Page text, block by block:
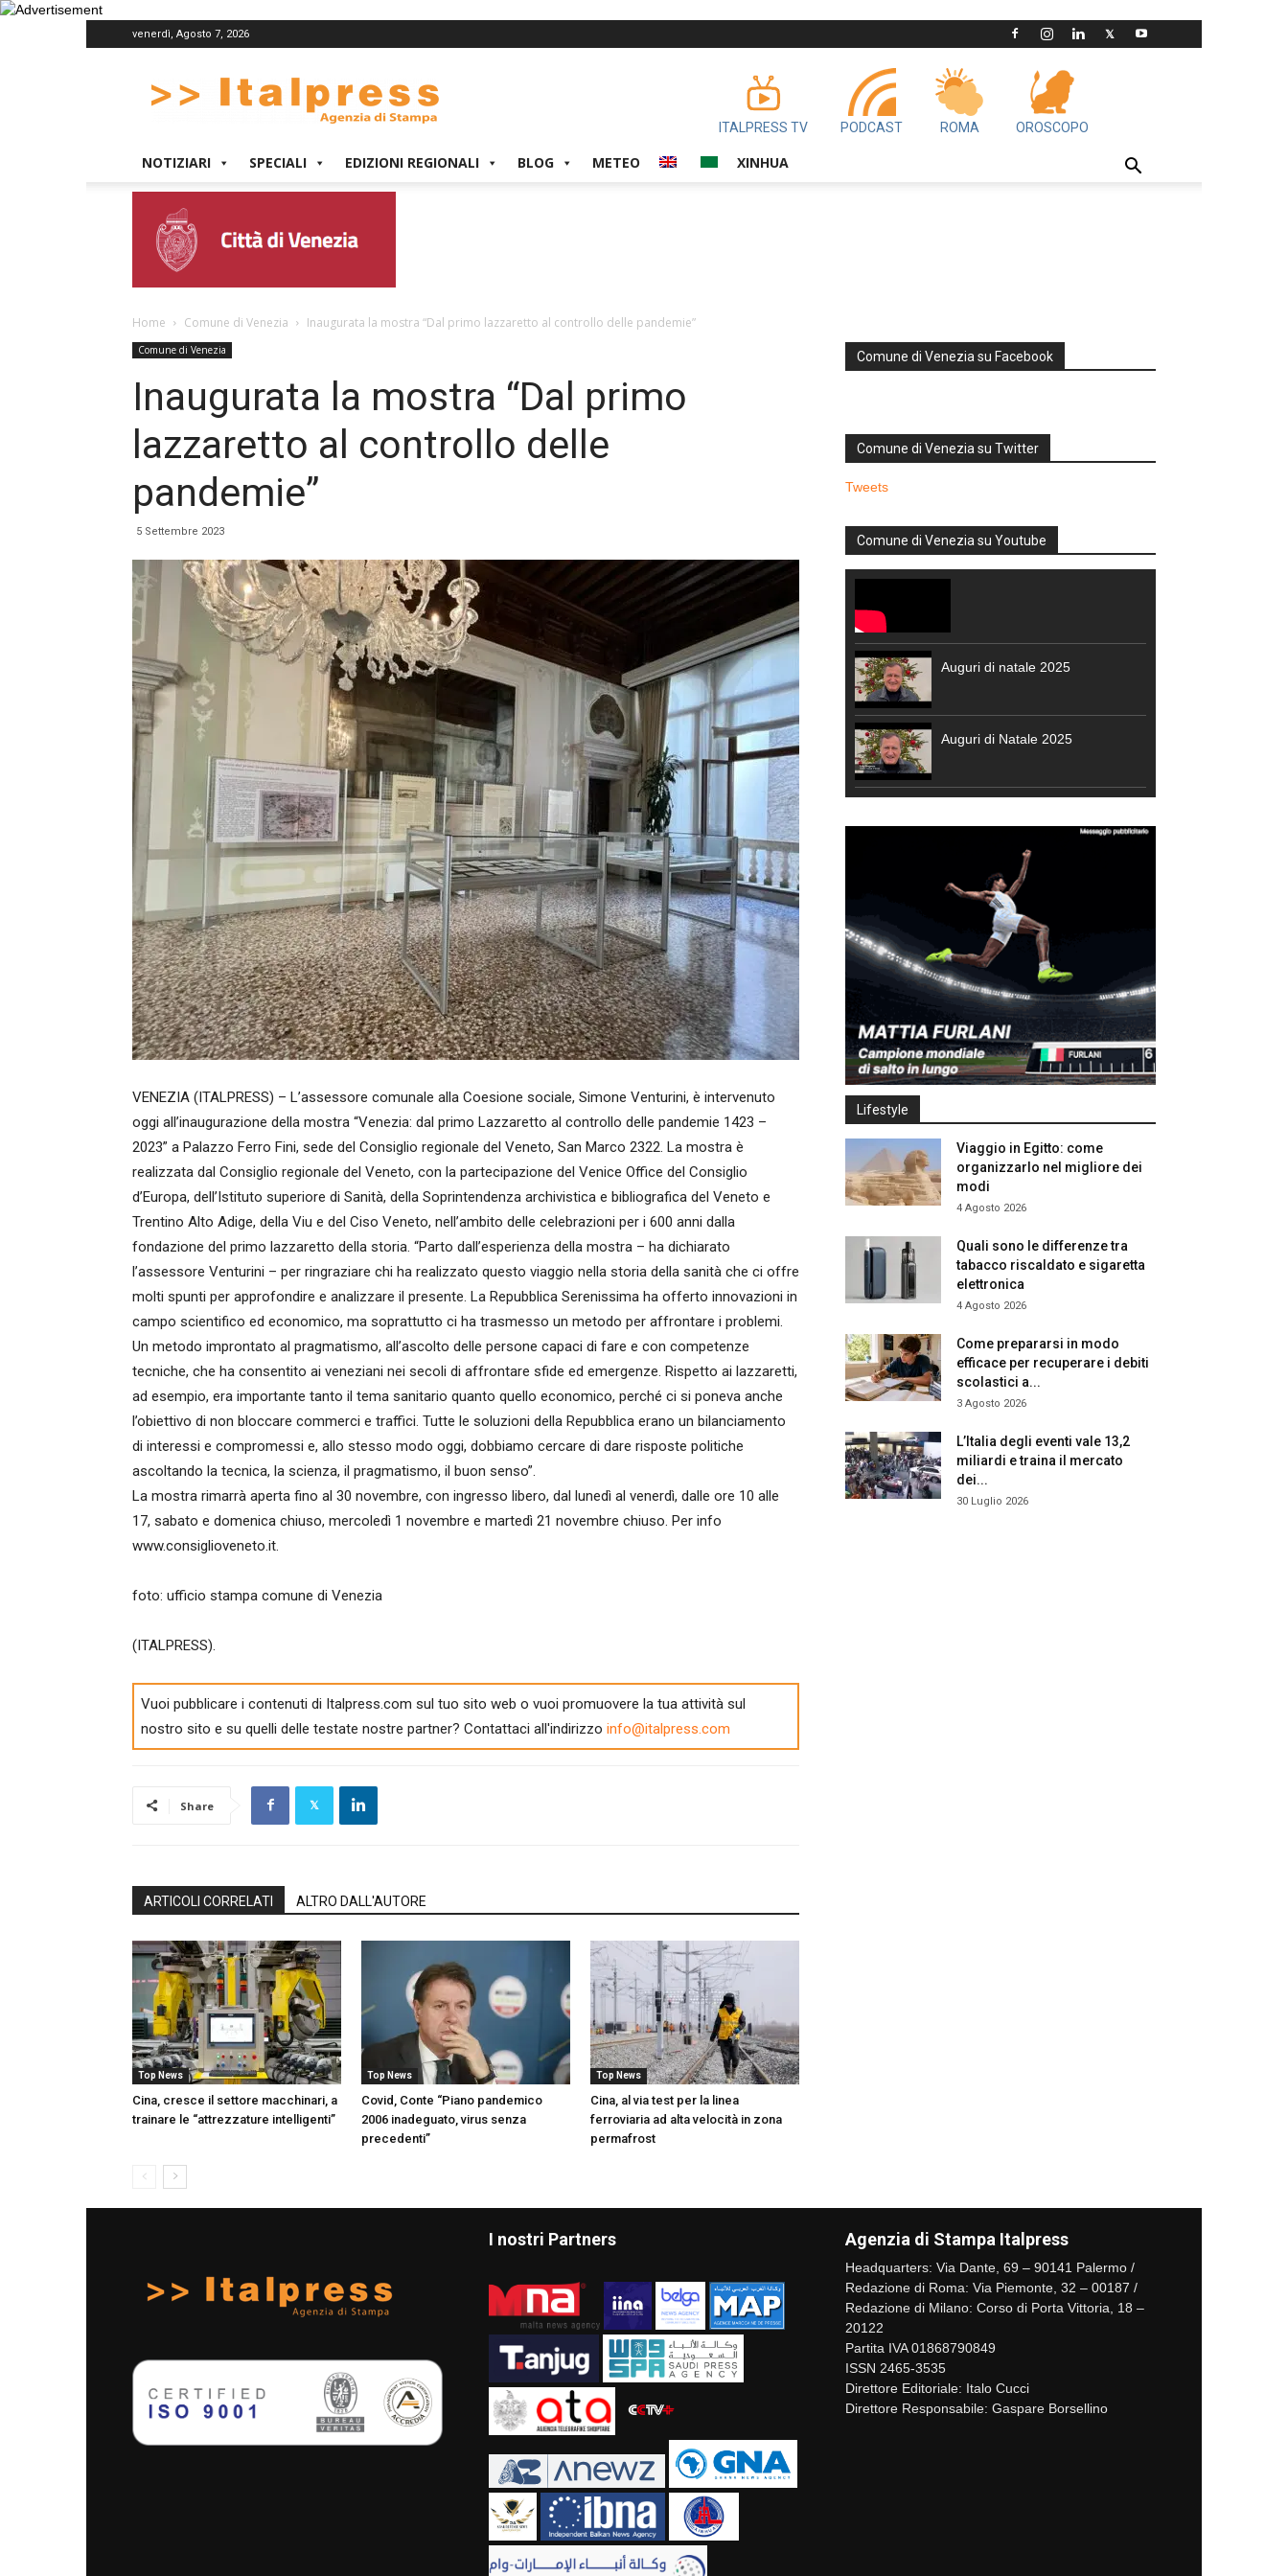
venerdì, Agosto 7, 2026
ITALPRESS TV PODCAST ROMA OROSCOPO
NOTIZIARI SPECIALI EDIZIONI REGIONALI BLOG METEO XINHUA
Home Comune di Venezia Inaugurata la mostra “Dal primo lazzaretto al controllo delle pandemie”
Comune di Venezia
Inaugurata la mostra “Dal primo
lazzaretto al controllo delle
pandemie”
5 Settembre 2023
VENEZIA (ITALPRESS) – L’assessore comunale alla Coesione sociale, Simone Venturini, è intervenuto
oggi all’inaugurazione della mostra “Venezia: dal primo Lazzaretto al controllo delle pandemie 1423 –
2023” a Palazzo Ferro Fini, sede del Consiglio regionale del Veneto, San Marco 2322. La mostra è
realizzata dal Consiglio regionale del Veneto, con la partecipazione del Venice Office del Consiglio
d’Europa, dell’Istituto superiore di Sanità, della Soprintendenza archivistica e bibliografica del Veneto e
Trentino Alto Adige, della Viu e del Ciso Veneto, nell’ambito delle celebrazioni per i 600 anni dalla
fondazione del primo lazzaretto della storia. “Parto dall’esperienza della mostra – ha dichiarato
l’assessore Venturini – per ringraziare chi ha realizzato questo viaggio nella storia della sanità che ci offre
molti spunti per approfondire e analizzare il presente. La Repubblica Serenissima ha offerto innovazioni in
campo scientifico ed economico, ma soprattutto ci ha trasmesso un metodo per affrontare i problemi.
Un metodo improntato al pragmatismo, all’ascolto delle persone capaci di fare e con competenze
tecniche, che ha consentito ai veneziani nei secoli di affrontare sfide ed emergenze. Rispetto ai lazzaretti,
ad esempio, era importante tanto il tema sanitario quanto quello economico, perché ci si poneva anche
l’obiettivo di non bloccare commerci e traffici. Tutte le soluzioni della Repubblica erano un bilanciamento
di interessi e compromessi e, allo stesso modo oggi, dobbiamo cercare di dare risposte politiche
ascoltando la tecnica, la scienza, il pragmatismo, il buon senso”.
La mostra rimarrà aperta fino al 30 novembre, con ingresso libero, dal lunedì al venerdì, dalle ore 10 alle
17, sabato e domenica chiuso, mercoledì 1 novembre e martedì 21 novembre chiuso. Per info
www.consiglioveneto.it.
foto: ufficio stampa comune di Venezia
(ITALPRESS).
Vuoi pubblicare i contenuti di Italpress.com sul tuo sito web o vuoi promuovere la tua attività sul
nostro sito e su quelli delle testate nostre partner? Contattaci all'indirizzo info@italpress.com
Share
ARTICOLI CORRELATI ALTRO DALL'AUTORE
Top News
Cina, cresce il settore macchinari, a
trainare le “attrezzature intelligenti”
Top News
Covid, Conte “Piano pandemico
2006 inadeguato, virus senza
precedenti”
Top News
Cina, al via test per la linea
ferroviaria ad alta velocità in zona
permafrost
Comune di Venezia su Facebook
Comune di Venezia su Twitter
Tweets
Comune di Venezia su Youtube
Auguri di natale 2025
Auguri di Natale 2025
Lifestyle
Viaggio in Egitto: come
organizzarlo nel migliore dei
modi
4 Agosto 2026
Quali sono le differenze tra
tabacco riscaldato e sigaretta
elettronica
4 Agosto 2026
Come prepararsi in modo
efficace per recuperare i debiti
scolastici a...
3 Agosto 2026
L’Italia degli eventi vale 13,2
miliardi e traina il mercato
dei...
30 Luglio 2026
I nostri Partners Agenzia di Stampa Italpress
Headquarters: Via Dante, 69 – 90141 Palermo /
Redazione di Roma: Via Piemonte, 32 – 00187 /
Redazione di Milano: Corso di Porta Vittoria, 18 –
20122
Partita IVA 01868790849
ISSN 2465-3535
Direttore Editoriale: Italo Cucci
Direttore Responsabile: Gaspare Borsellino